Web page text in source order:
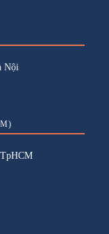
Nội